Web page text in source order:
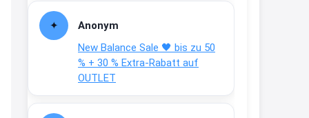
Anonym
New Balance Sale 🖤 bis zu 50
% + 30 % Extra-Rabatt auf
OUTLET
↩
Joachim
Gratis personalisierte 7-Tage
Ration Micronährstoffe/ Vitamine